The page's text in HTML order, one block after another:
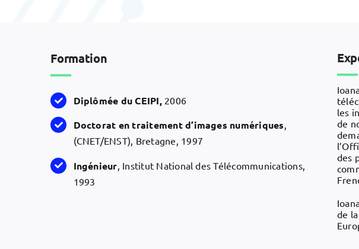
Formation
Diplômée du CEIPI, 2006
Doctorat en traitement d’images numériques,
(CNET/ENST), Bretagne, 1997
Ingénieur , Institut National des Télécommunications,
1993
les
de
des
de